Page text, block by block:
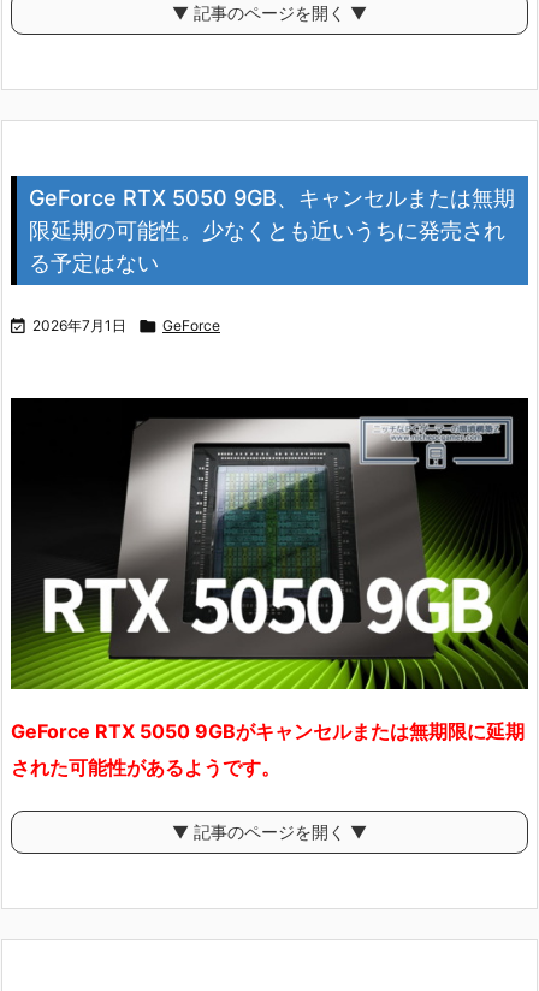
▼ 記事のページを開く ▼
GeForce RTX 5050 9GB、キャンセルまたは無期
限延期の可能性。少なくとも近いうちに発売され
る予定はない
 2026年7月1日  GeForce
GeForce RTX 5050 9GBがキャンセルまたは無期限に延期
された可能性があるようです。
▼ 記事のページを開く ▼